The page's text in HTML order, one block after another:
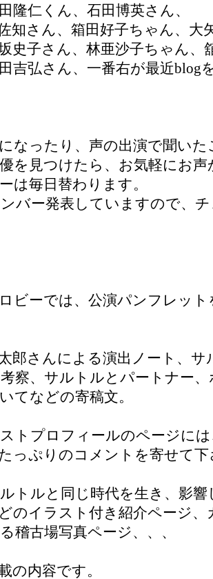
隆仁くん、石田博英さん、
知さん、箱田好子ちゃん、大
史子さん、林亜沙子ちゃん、
吉弘さん、一番右が最近blog
なったり、声の出演で聞い
を見つけたら、お気軽にお声
は毎日替わります。
バー発表していますので、
ビーでは、公演パンフレッ
郎さんによる演出ノート、サ
察、サルトルとパートナー
てなどの寄稿文。
トプロフィールのページに
っぷりのコメントを寄せて
トルと同じ時代を生き、影
のイラスト付き紹介ページ、
稽古場写真ページ、、、
の内容です。